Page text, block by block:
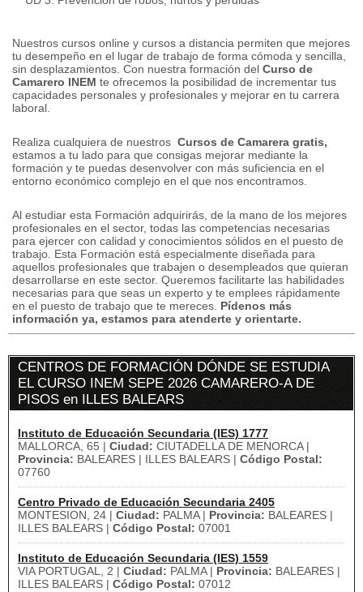
Nuestros cursos online y cursos a distancia permiten que mejores
tu desempeño en el lugar de trabajo de forma cómoda y sencilla,
sin desplazamientos. Con nuestra formación del Curso de
Camarero INEM te ofrecemos la posibilidad de incrementar tus
capacidades personales y profesionales y mejorar en tu carrera
laboral.
Realiza cualquiera de nuestros Cursos de Camarera gratis,
estamos a tu lado para que consigas mejorar mediante la
formación y te puedas desenvolver con más suficiencia en el
entorno económico complejo en el que nos encontramos.
Al estudiar esta Formación adquirirás, de la mano de los mejores
profesionales en el sector, todas las competencias necesarias
para ejercer con calidad y conocimientos sólidos en el puesto de
trabajo. Esta Formación está especialmente diseñada para
aquellos profesionales que trabajen o desempleados que quieran
desarrollarse en este sector. Queremos facilitarte las habilidades
necesarias para que seas un experto y te emplees rápidamente
en el puesto de trabajo que te mereces. Pídenos más
información ya, estamos para atenderte y orientarte.
CENTROS DE FORMACIÓN DÓNDE SE ESTUDIA
EL CURSO INEM SEPE 2026 CAMARERO-A DE
PISOS en ILLES BALEARS
Instituto de Educación Secundaria (IES) 1777
MALLORCA, 65 | Ciudad: CIUTADELLA DE MENORCA |
Provincia: BALEARES | ILLES BALEARS | Código Postal:
07760
Centro Privado de Educación Secundaria 2405
MONTESION, 24 | Ciudad: PALMA | Provincia: BALEARES |
ILLES BALEARS | Código Postal: 07001
Instituto de Educación Secundaria (IES) 1559
VIA PORTUGAL, 2 | Ciudad: PALMA | Provincia: BALEARES |
ILLES BALEARS | Código Postal: 07012